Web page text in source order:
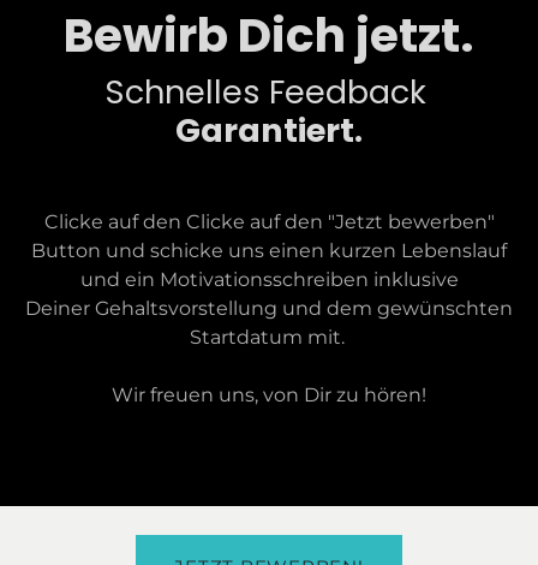
Bewirb Dich jetzt.
Schnelles Feedback
Garantiert.
Clicke auf den Clicke auf den "Jetzt bewerben"
Button und schicke uns einen kurzen Lebenslauf
und ein Motivationsschreiben inklusive
Deiner Gehaltsvorstellung und dem gewünschten
Startdatum mit.
Wir freuen uns, von Dir zu hören!